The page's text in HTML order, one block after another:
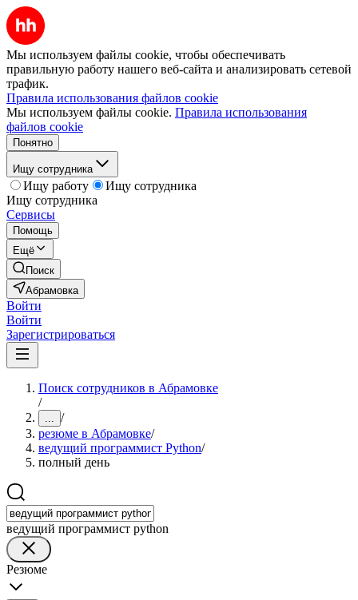
Мы используем файлы cookie, чтобы обеспечивать
правильную работу нашего веб-сайта и анализировать сетевой
трафик.
Правила использования файлов cookie
Мы используем файлы cookie. Правила использования
файлов cookie
Понятно
Ищу сотрудника
Ищу работу
Ищу сотрудника
Ищу сотрудника
Сервисы
Помощь
Ещё
Поиск
Абрамовка
Войти
Войти
Зарегистрироваться
Поиск сотрудников в Абрамовке
/
... /
резюме в Абрамовке/
ведущий программист Python/
полный день
ведущий программист python
Резюме